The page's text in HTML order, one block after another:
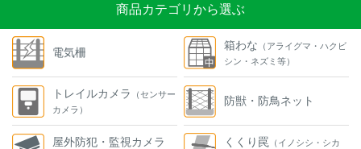
商品カテゴリから選ぶ
電気柵
トレイルカメラ
（センサー
カメラ）
屋外防犯・監視カメラ
箱わな （アライグマ・ハクビ
シン・ネズミ等）
防獣・防鳥ネット
くくり罠 （イノシシ・シカ